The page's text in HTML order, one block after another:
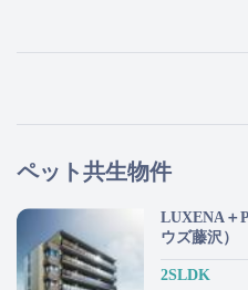
ペット共生物件
LUXENA＋
ウズ藤沢）
2SLDK